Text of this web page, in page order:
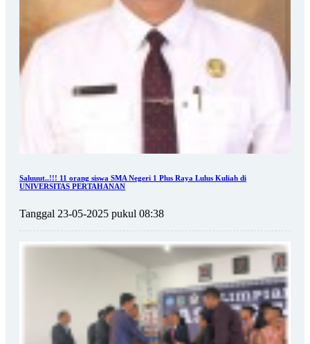
Saluuut..!!! 11 orang siswa SMA Negeri 1 Plus Raya Lulus Kuliah di
UNIVERSITAS PERTAHANAN
Tanggal 23-05-2025 pukul 08:38